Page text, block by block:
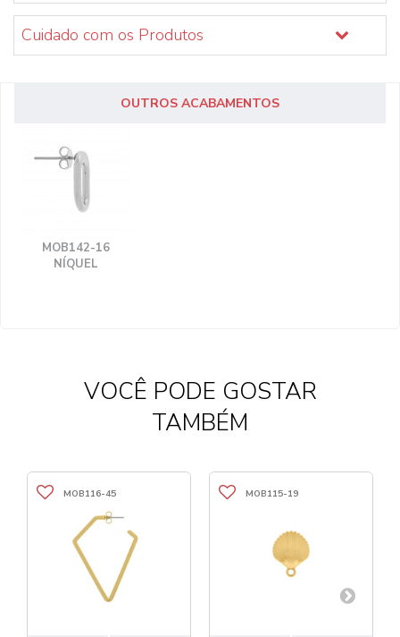
Cuidado com os Produtos
OUTROS ACABAMENTOS
MOB142-16
NÍQUEL
VOCÊ PODE GOSTAR
TAMBÉM
MOB116-45 MOB115-19